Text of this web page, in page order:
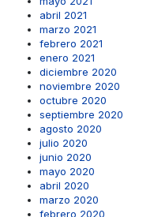
abril 2021
marzo 2021
febrero 2021
enero 2021
diciembre 2020
noviembre 2020
octubre 2020
septiembre 2020
agosto 2020
julio 2020
junio 2020
mayo 2020
abril 2020
marzo 2020
febrero 2020